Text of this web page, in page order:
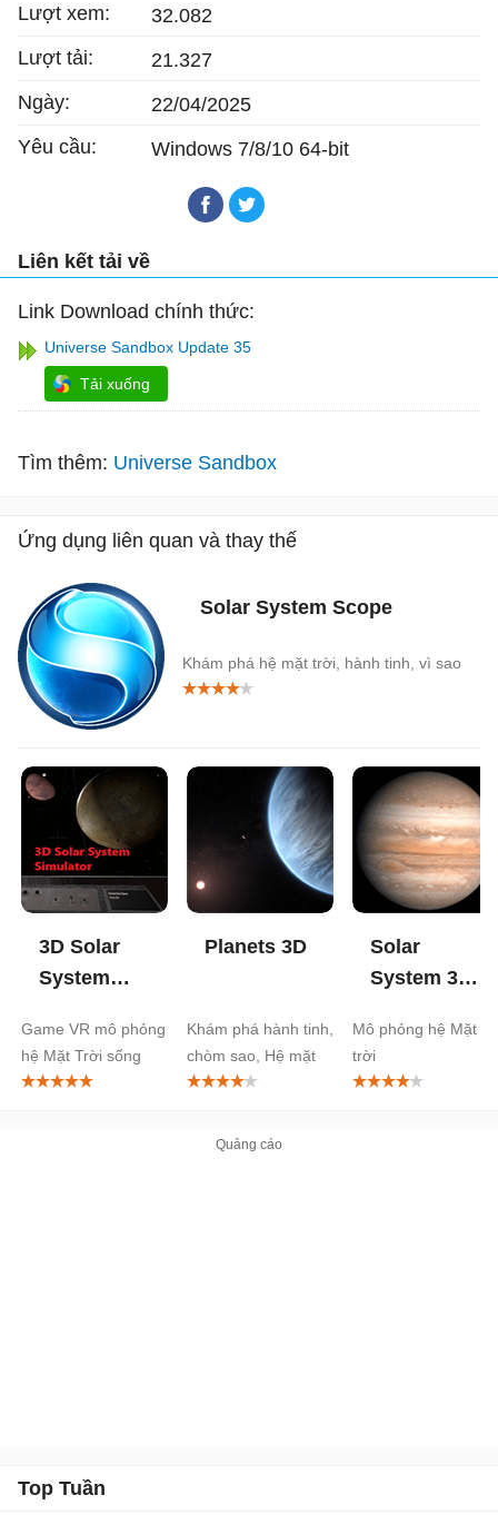
Lượt xem:
32.082
Lượt tải:
21.327
Ngày:
22/04/2025
Yêu cầu:
Windows 7/8/10 64-bit
Liên kết tải về
Link Download chính thức:
Universe Sandbox Update 35
Tải xuống
Tìm thêm: Universe Sandbox
Ứng dụng liên quan và thay thế
Solar System Scope
Khám phá hệ mặt trời, hành tinh, vì sao
3D Solar
System
Game VR mô phỏng
hệ Mặt Trời sống
động
Planets 3D
Khám phá hành tinh,
chòm sao, Hệ mặt
trời 3D
Solar
System 3D
Mô phỏng hệ Mặt
trời
Top Tuần